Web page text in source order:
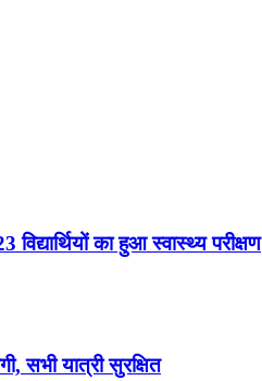
का हुआ स्वास्थ्य परीक्षण
सभी यात्री सुरक्षित